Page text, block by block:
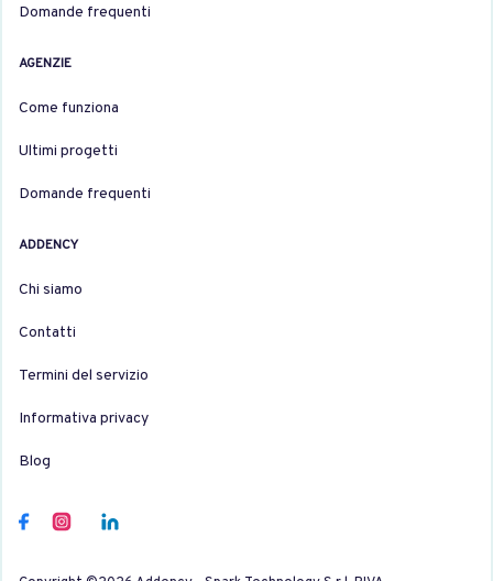
Domande frequenti
AGENZIE
Come funziona
Ultimi progetti
Domande frequenti
ADDENCY
Chi siamo
Contatti
Termini del servizio
Informativa privacy
Blog